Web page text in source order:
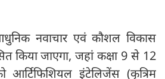
नवाचार एवं कौशल विकास
किया जाएगा, जहां कक्षा 9 से 12
आर्टिफिशियल इंटेलिजेंस (कृत्रिम